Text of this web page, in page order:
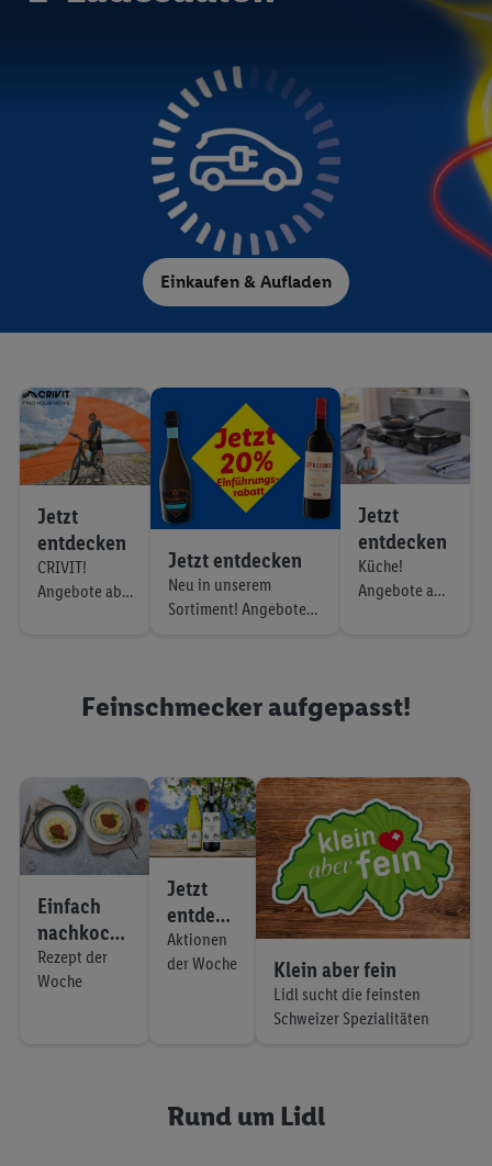
Einkaufen & Aufladen
Jetzt
entdecken
CRIVIT!
Angebote ab
Jetzt entdecken
Neu in unserem
Sortiment! Angebote
Jetzt
entdecken
Küche!
Angebote ab
Feinschmecker aufgepasst!
Einfach
nachkoche
n
Rezept der
Woche
Jetzt
entdeck
en
Aktionen
der Woche
Klein aber fein
Lidl sucht die feinsten
Schweizer Spezialitäten
Rund um Lidl